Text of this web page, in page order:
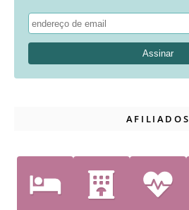
AFILIADOS